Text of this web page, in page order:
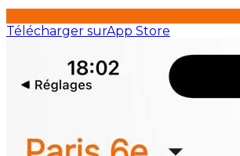
Télécharger surApp Store